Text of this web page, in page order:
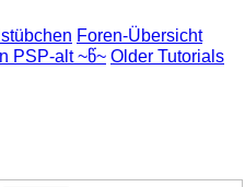
Foren-Übersicht
PSP-alt ~წ~ Older Tutorials